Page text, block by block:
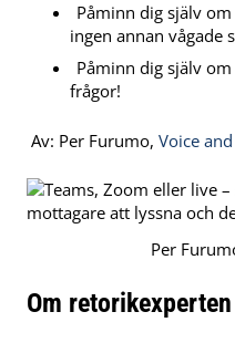
Påminn dig själv
ingen annan vågade
Påminn dig själv
frågor!
Av: Per Furumo, Voice
Per
Om